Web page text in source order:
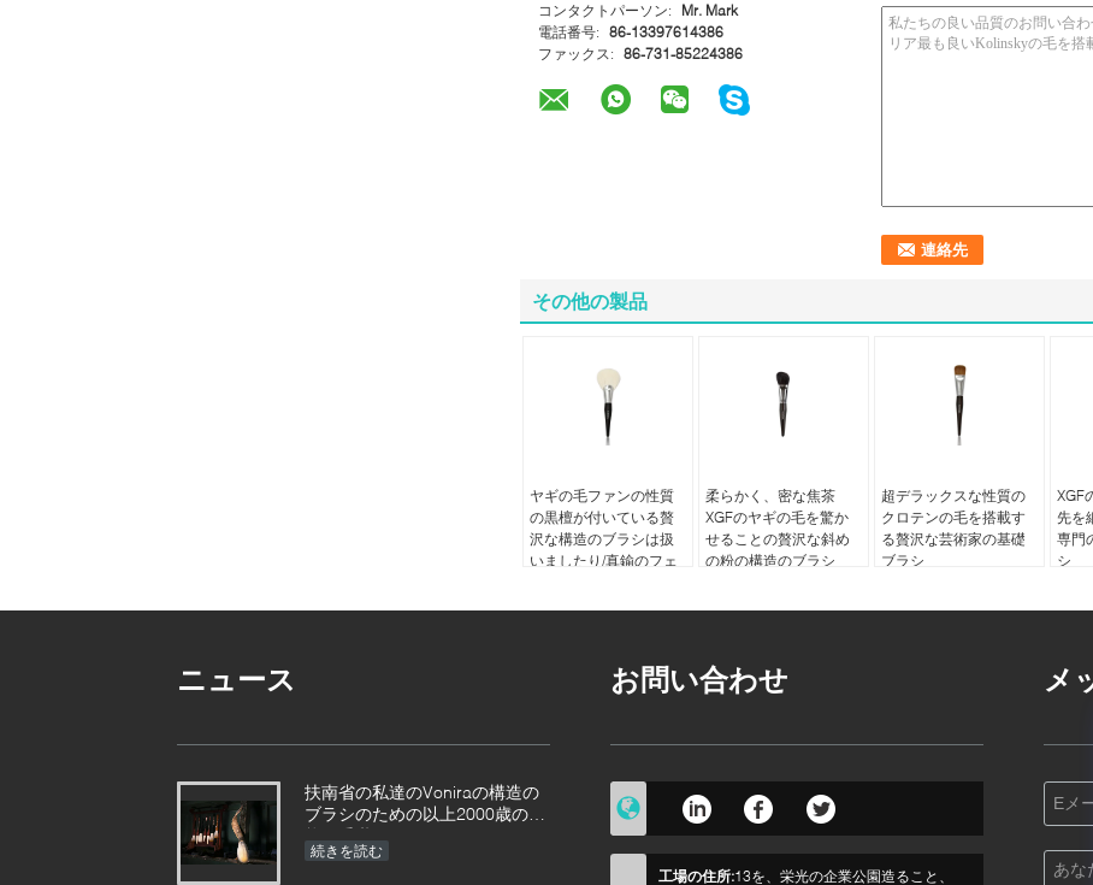
コンタクトパーソン:
Mr. Mark
電話番号: 86-13397614386
ファックス: 86-731-85224386
その他の製品
ヤギの毛ファンの性質
の黒檀が付いている贅
沢な構造のブラシは扱
いましたり/真鍮のフェ
柔らかく、密な焦茶
XGFのヤギの毛を驚か
せることの贅沢な斜め
の粉の構造のブラシ
超デラックスな性質の
クロテンの毛を搭載す
る贅沢な芸術家の基礎
ブラシ
XGF
先を
専門
シ
ニュース
扶南省の私達のVoniraの構造の
ブラシのための以上2000歳の技
能を受継ぐこと
続きを読む
お問い合わせ
工場の住所:13を、栄光の企業公園造ること、
メ